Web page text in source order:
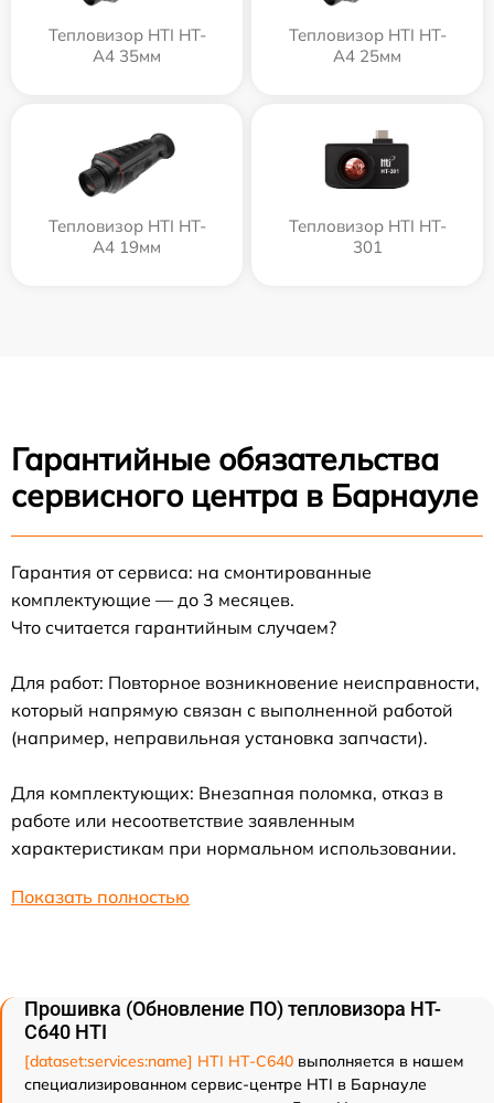
Тепловизор HTI HT-
A4 35мм
Тепловизор HTI HT-
A4 25мм
Тепловизор HTI HT-
A4 19мм
Тепловизор HTI HT-
301
Гарантийные обязательства
сервисного центра в Барнауле
Гарантия от сервиса: на смонтированные
комплектующие — до 3 месяцев.
Что считается гарантийным случаем?
Для работ: Повторное возникновение неисправности,
который напрямую связан с выполненной работой
(например, неправильная установка запчасти).
Для комплектующих: Внезапная поломка, отказ в
работе или несоответствие заявленным
характеристикам при нормальном использовании.
Показать полностью
Прошивка (Обновление ПО) тепловизора HT-
C640 HTI
[dataset:services:name] HTI HT-C640 выполняется в нашем
специализированном сервис-центре HTI в Барнауле